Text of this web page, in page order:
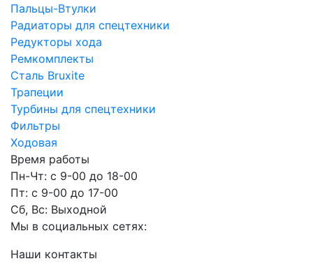
Пальцы-Втулки
Радиаторы для спецтехники
Редукторы хода
Ремкомплекты
Сталь Bruxite
Трапеции
Турбины для спецтехники
Фильтры
Ходовая
Время работы
Пн-Чт: с 9-00 до 18-00
Пт: с 9-00 до 17-00
Сб, Вс: Выходной
Мы в социальных сетях:
Наши контакты